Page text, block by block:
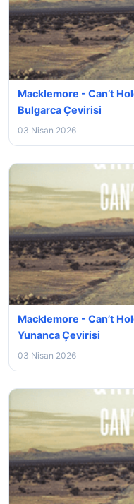
Macklemore - Can’t
Bulgarca Çevirisi
03 Nisan 2026
Macklemore - Can’t
Yunanca Çevirisi
03 Nisan 2026